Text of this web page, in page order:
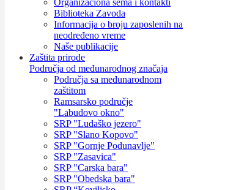
Organizaciona šema i kontakti
Biblioteka Zavoda
Informacija o broju zaposlenih na
neodređeno vreme
Naše publikacije
Zaštita prirode
Područja od međunarodnog značaja
Područja sa međunarodnom
zaštitom
Ramsarsko područje
"Labudovo okno"
SRP "Ludaško jezero"
SRP "Slano Kopovo"
SRP "Gornje Podunavlje"
SRP "Zasavica"
SRP "Carska bara"
SRP "Obedska bara"